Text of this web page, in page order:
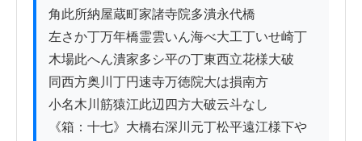
角此所納屋蔵町家諸寺院多潰永代橋
左さか丁万年橋霊雲いん海べ大工丁いせ崎丁
木場此へん潰家多シ平の丁東西立花様大破
同西方奥川丁円速寺万徳院大は損南方
小名木川筋猿江此辺四方大破云斗なし
《箱：十七》大橋右深川元丁松平遠江様下や